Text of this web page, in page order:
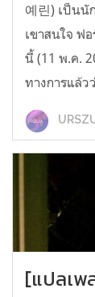
예린) เป็นนั
เขาสนใจ ฟ
นี้ (11 พ.ค.
ทางการแล้ว
[แปลเพ